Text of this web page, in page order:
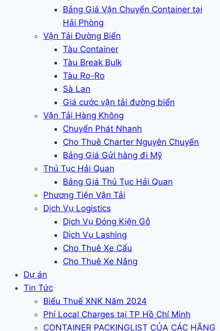
Bảng Giá Vận Chuyển Container tại
Hải Phòng
Vận Tải Đường Biển
Tàu Container
Tàu Break Bulk
Tàu Ro-Ro
Sà Lan
Giá cước vận tải đường biển
Vận Tải Hàng Không
Chuyển Phát Nhanh
Cho Thuê Charter Nguyên Chuyến
Bảng Giá Gửi hàng đi Mỹ
Thủ Tục Hải Quan
Bảng Giá Thủ Tục Hải Quan
Phương Tiện Vận Tải
Dịch Vụ Logistics
Dịch Vụ Đóng Kiện Gỗ
Dịch Vụ Lashing
Cho Thuê Xe Cẩu
Cho Thuê Xe Nâng
Dự án
Tin Tức
Biểu Thuế XNK Năm 2024
Phí Local Charges tại TP Hồ Chí Minh
CONTAINER PACKINGLIST CỦA CÁC HÃNG